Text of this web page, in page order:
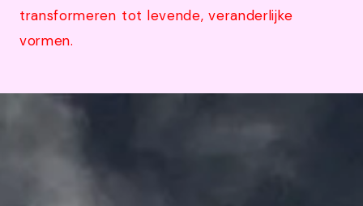
transformeren tot levende, veranderlijke
vormen.